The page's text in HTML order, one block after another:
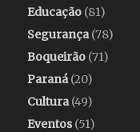
Educação (81)
Segurança(78)
Boqueirão (71)
Paraná(20)
Cultura(49)
Eventos(51)